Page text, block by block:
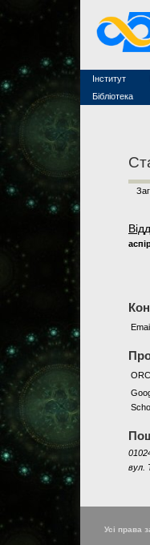
Інститут
Конкурси на
Науково-
Бібліотека
MathSciNet
Публікації
вул.
Усі права